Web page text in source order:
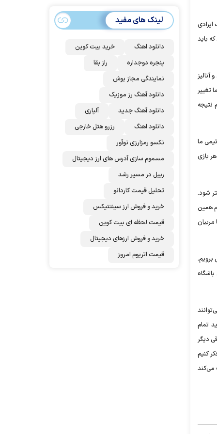
باید
تغییر
نتیجه
ما
بازی
شود.
همین
برویم.
تمام
دیگر
کنیم
می‌کند
می‌شود؟!
لینک های مفید
دانلود اهنگ
خرید بیت کوین
پنجره دوجداره
راز بقا
نمایندگی مجاز بوش
دانلود آهنگ رز‌ موزیک
دانلود آهنگ جدید
آلپاری
دانلود اهنگ
رزرو هتل خارجی
نکسو رمزارزی نوآور
مسموم سازی آدرس های ارز دیجیتال
ریپل در مسیر رشد
تحلیل قیمت کاردانو
خرید و فروش ارز سینتتیکس
قیمت لحظه ای بیت کوین
خرید و فروش ارزهای دیجیتال
قیمت اتریوم امروز